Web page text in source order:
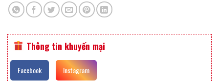
Thông tin khuyến mại
Facebook Instagram